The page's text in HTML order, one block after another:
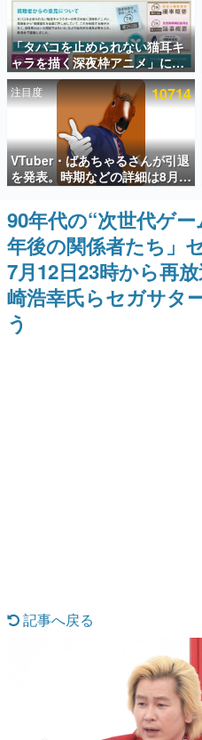
ゲームの企画書
名作ゲームクリエイ
聞きし、ヒットする
きます。
赫本
この物語を解いては
の形をした短編ホラ
新世代に訊く
これからのデジタル
の姿を追い、彼らの
ゲーム世代の作
ゲームに多大な影響
日本のコンテンツ産
画です。
日本モバイルゲ
日本のモバイルゲー
特集記事
アプリレビュー
「タバコを止められない猫耳キ
ャラを描く深夜枠アニメ」に視
聴者の一部から批判意見。違法
薬物の使用と思しき描写も含め
て、BPOが議論を交わす
注目度 10714
VTuber・ばあちゃるさんが引退
を発表。時期などの詳細は8月9
日15時からの配信で説明
90年代の“次世代ゲ
年後の関係者たち」
7月12日23時から再
崎浩幸氏らセガサタ
う
記事へ戻る